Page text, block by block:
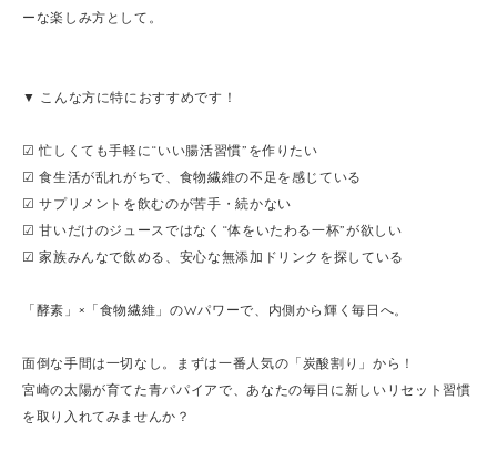
ーな楽しみ方として。
▼ こんな方に特におすすめです！
☑ 忙しくても手軽に“いい腸活習慣”を作りたい
☑ 食生活が乱れがちで、食物繊維の不足を感じている
☑ サプリメントを飲むのが苦手・続かない
☑ 甘いだけのジュースではなく“体をいたわる一杯”が欲しい
☑ 家族みんなで飲める、安心な無添加ドリンクを探している
「酵素」×「食物繊維」のWパワーで、内側から輝く毎日へ。
面倒な手間は一切なし。まずは一番人気の「炭酸割り」から！
宮崎の太陽が育てた青パパイアで、あなたの毎日に新しいリセット習慣
を取り入れてみませんか？